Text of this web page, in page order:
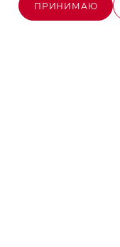
г.
ПРИНИМАЮ